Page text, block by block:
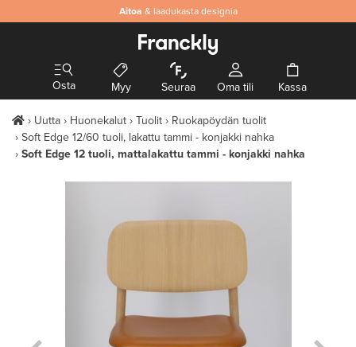
Aitoa & laadukasta designia
Osta Myy Seuraa Oma tili Kassa
Uutta Huonekalut Tuolit
Ruokapöydän tuolit
Soft Edge 12/60 tuoli, lakattu tammi - konjakki nahka
Soft Edge 12 tuoli, mattalakattu tammi - konjakki nahka